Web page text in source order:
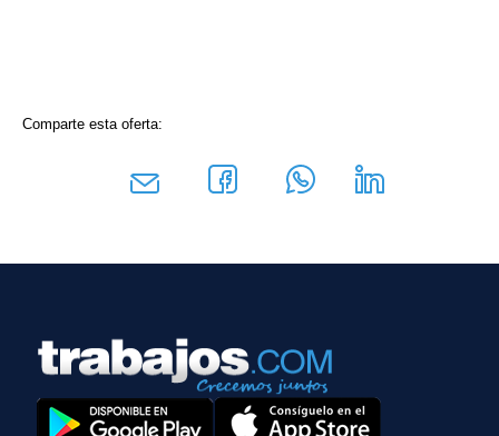
Comparte esta oferta: